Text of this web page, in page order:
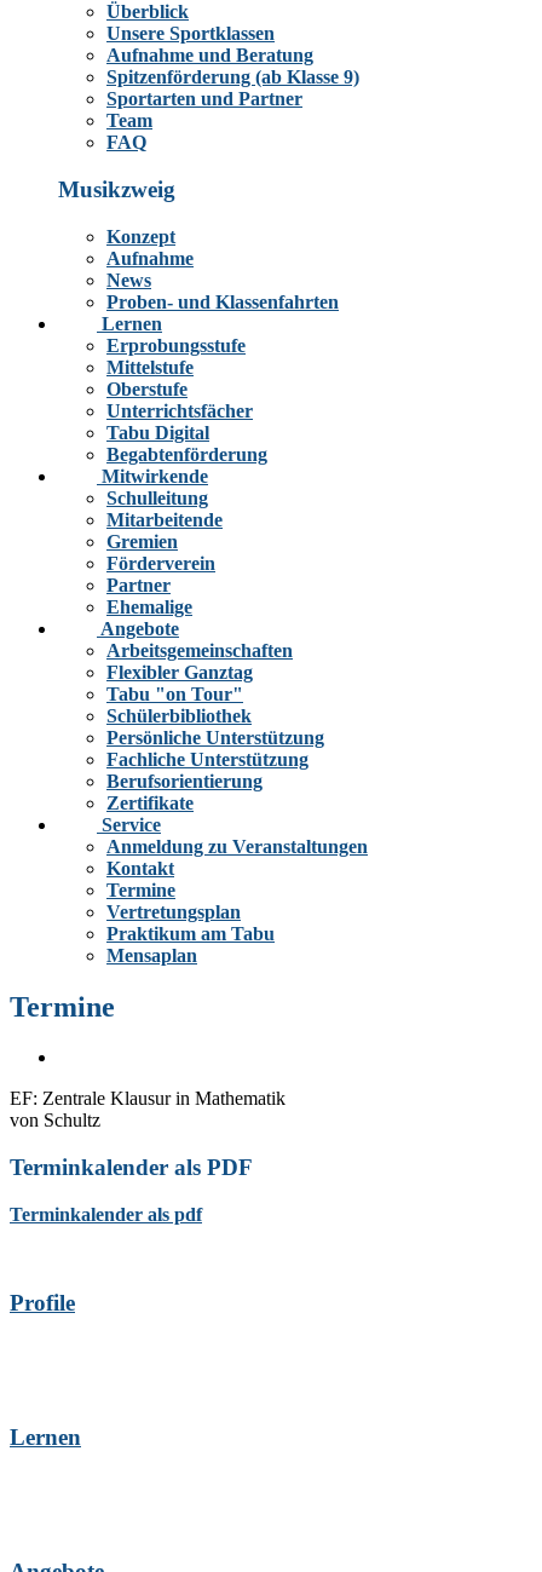
Überblick
Unsere Sportklassen
Aufnahme und Beratung
Spitzenförderung (ab Klasse 9)
Sportarten und Partner
Team
FAQ
Musikzweig
Konzept
Aufnahme
News
Proben- und Klassenfahrten
Lernen
Erprobungsstufe
Mittelstufe
Oberstufe
Unterrichtsfächer
Tabu Digital
Begabtenförderung
Mitwirkende
Schulleitung
Mitarbeitende
Gremien
Förderverein
Partner
Ehemalige
Angebote
Arbeitsgemeinschaften
Flexibler Ganztag
Tabu "on Tour"
Schülerbibliothek
Persönliche Unterstützung
Fachliche Unterstützung
Berufsorientierung
Zertifikate
Service
Anmeldung zu Veranstaltungen
Kontakt
Termine
Vertretungsplan
Praktikum am Tabu
Mensaplan
Termine
EF: Zentrale Klausur in Mathematik
von Schultz
Terminkalender als PDF
Terminkalender als pdf
Profile
Lernen